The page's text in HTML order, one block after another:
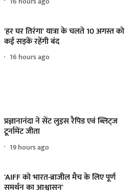
'हर घर तिरंगा' यात्रा के चलते 10 अगस्त को
कई सड़कें रहेंगी बंद
16 hours ago
प्रज्ञानानंदा ने सेंट लुइस रैपिड एवं ब्लिट्ज
टूर्नामेंट जीता
19 hours ago
'AIFF को भारत-ब्राजील मैच के लिए पूर्ण
समर्थन का आश्वासन'